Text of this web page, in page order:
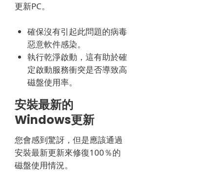
更新PC。
確保沒有引起此問題的病毒
惡意軟件感染。
執行乾淨啟動，這有助於確
定啟動服務衝突是否導致高
磁盤使用率。
安裝最新的
Windows更新
您會感到驚訝，但是應該通過
安裝最新更新來修復100％的
磁盤使用情況。